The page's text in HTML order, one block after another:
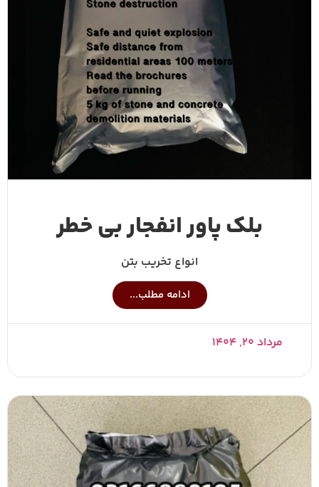
بلک پاور انفجار بی خطر
انواع تخریب بتن
ادامه مطلب...
مرداد ۲۰, ۱۴۰۴